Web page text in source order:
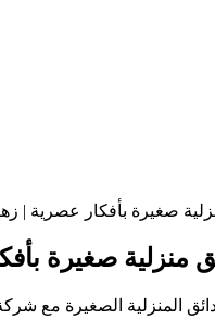
صغيرة بأفكار عصرية |
صغيرة
المنزلية الصغيرة مع شركة